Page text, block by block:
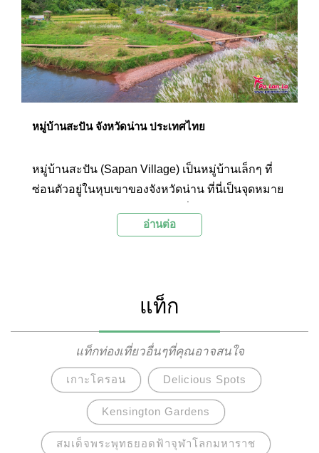
หมู่บ้านสะปัน จังหวัดน่าน ประเทศไทย
หมู่บ้านสะปัน (Sapan Village) เป็นหมู่บ้านเล็กๆ ที่
ซ่อนตัวอยู่ในหุบเขาของจังหวัดน่าน ที่นี่เป็นจุดหมาย
เนื่องจากอยู่ท่ามกลางธรรมชาติอันบริสุทธิ์ที่โอบ
บ้านเล็กๆ แห่งนี้มีความสวยงามเป็นอย่างมาก ที่นี่จึง
เป็นสถานที่ที่เหมาะกับการพักผ่อนและสัมผัส
ธรรมชาติอีกแห่งหนึ่งของจังหวัดน่านที่ไม่ควรพลาด
อ่านต่อ
แท็ก
แท็กท่องเที่ยวอื่นๆที่คุณอาจสนใจ
เกาะโครอน Delicious Spots
Kensington Gardens
สมเด็จพระพุทธยอดฟ้าจุฬาโลกมหาราช